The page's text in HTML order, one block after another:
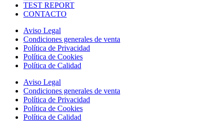
TEST REPORT
CONTACTO
Aviso Legal
Condiciones generales de venta
Política de Privacidad
Política de Cookies
Política de Calidad
Aviso Legal
Condiciones generales de venta
Política de Privacidad
Política de Cookies
Política de Calidad